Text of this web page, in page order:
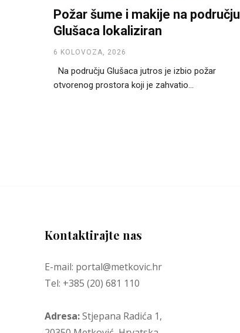
Požar šume i makije na području
Glušaca lokaliziran
6 KOLOVOZA, 2026
Na području Glušaca jutros je izbio požar
otvorenog prostora koji je zahvatio...
Kontaktirajte nas
E-mail: portal@metkovic.hr
Tel: +385 (20) 681 110
Adresa:Stjepana Radića 1,